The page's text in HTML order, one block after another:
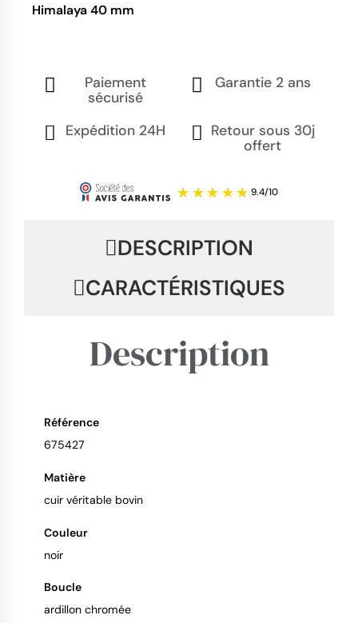
Himalaya 40 mm
Paiement
sécurisé
Garantie 2 ans
Expédition 24H
Retour sous 30j
offert
DESCRIPTION
CARACTÉRISTIQUES
Description
Référence
675427
Matière
cuir véritable bovin
Couleur
noir
Boucle
ardillon chromée